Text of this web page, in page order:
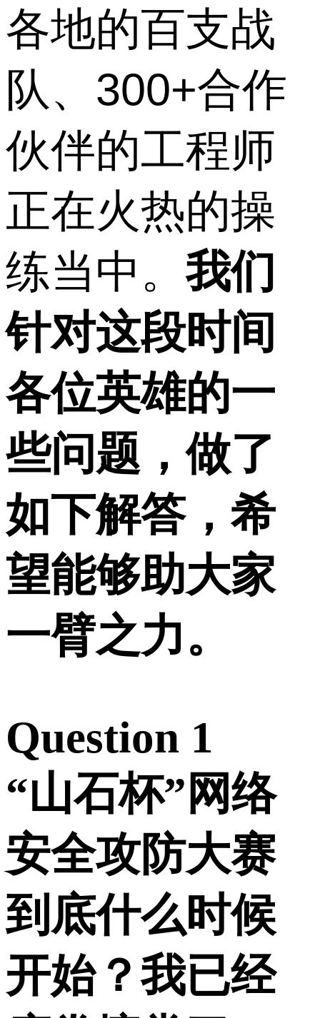
各地的百支战
队、300+合作
伙伴的工程师
正在火热的操
练当中。我们
针对这段时间
各位英雄的一
些问题，做了
如下解答，希
望能够助大家
一臂之力。
Question 1
“山石杯”网络
安全攻防大赛
到底什么时候
开始？我已经